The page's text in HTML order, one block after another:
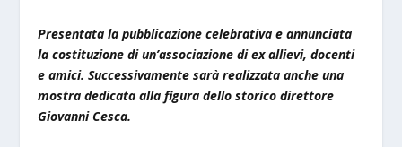
Presentata la pubblicazione celebrativa e annunciata
la costituzione di un’associazione di ex allievi, docenti
e amici. Successivamente sarà realizzata anche una
mostra dedicata alla figura dello storico direttore
Giovanni Cesca.